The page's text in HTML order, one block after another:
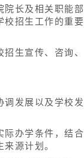
院长及相关职能部
校招生工作的重要
生宣传、咨询、
调发展以及学校发
际办学条件，结合
源计划。